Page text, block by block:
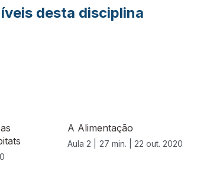
desta disciplina
A Alimentação
Aula 2 | 27 min. | 22 out. 2020